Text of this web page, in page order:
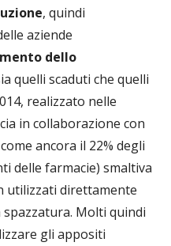
, quindi
aziende
dello
quelli scaduti che quelli
realizzato nelle
in collaborazione con
ancora il 22% degli
delle farmacie) smaltiva
utilizzati direttamente
spazzatura. Molti quindi
gli appositi